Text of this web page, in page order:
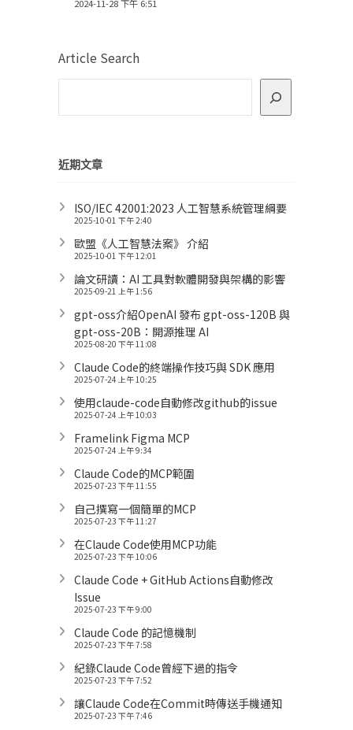
2024-11-28 下午 6:51
Article Search
近期文章
ISO/IEC 42001:2023 人工智慧系統管理綱要
2025-10-01 下午 2:40
歐盟《人工智慧法案》 介紹
2025-10-01 下午 12:01
論文研讀：AI 工具對軟體開發與架構的影響
2025-09-21 上午 1:56
gpt-oss介紹OpenAI 發布 gpt-oss-120B 與
gpt-oss-20B：開源推理 AI
2025-08-20 下午 11:08
Claude Code的終端操作技巧與 SDK 應用
2025-07-24 上午 10:25
使用claude-code自動修改github的issue
2025-07-24 上午 10:03
Framelink Figma MCP
2025-07-24 上午 9:34
Claude Code的MCP範圍
2025-07-23 下午 11:55
自己撰寫一個簡單的MCP
2025-07-23 下午 11:27
在Claude Code使用MCP功能
2025-07-23 下午 10:06
Claude Code + GitHub Actions自動修改
Issue
2025-07-23 下午 9:00
Claude Code 的記憶機制
2025-07-23 下午 7:58
紀錄Claude Code曾經下過的指令
2025-07-23 下午 7:52
讓Claude Code在Commit時傳送手機通知
2025-07-23 下午 7:46